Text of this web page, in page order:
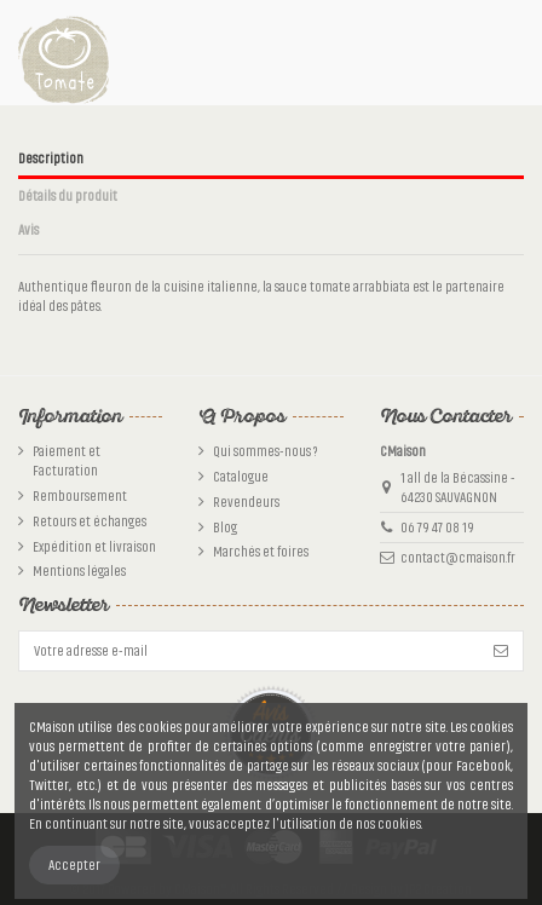
Description
Détails du produit
Avis
Authentique fleuron de la cuisine italienne, la sauce tomate arrabbiata est le partenaire
idéal des pâtes.
Référence cm73ml500
Information
Paiement et
Facturation
Remboursement
Retours et échanges
Expédition et livraison
Mentions légales
A Propos
Qui sommes-nous ?
Catalogue
Revendeurs
Blog
Marchés et foires
Nous Contacter
CMaison
1 all de la Bécassine -
64230 SAUVAGNON
06 79 47 08 19
contact@cmaison.fr
Newsletter
CMaison utilise des cookies pour améliorer votre expérience sur notre site. Les cookies
vous permettent de profiter de certaines options (comme enregistrer votre panier),
d'utiliser certaines fonctionnalités de partage sur les réseaux sociaux (pour Facebook,
Twitter, etc.) et de vous présenter des messages et publicités basés sur vos centres
d'intérêts. Ils nous permettent également d’optimiser le fonctionnement de notre site.
En continuant sur notre site, vous acceptez l'utilisation de nos cookies.
Accepter